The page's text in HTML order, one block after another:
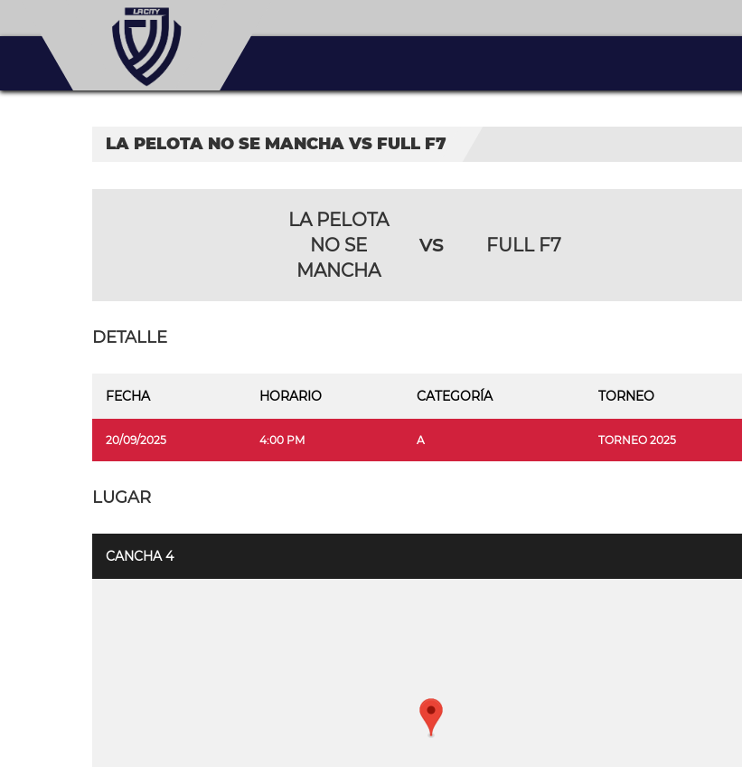
LA PELOTA NO SE MANCHA VS FULL F7
LA PELOTA
NO SE
MANCHA
vs FULL F7
DETALLE
FECHA HORARIO CATEGORÍA TORNEO
20/09/2025 4:00 PM A TORNEO 2025
LUGAR
CANCHA 4